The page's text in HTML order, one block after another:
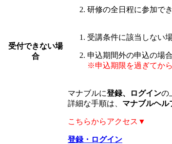
研修の全日程に参加で
受付できない場
合
受講条件に該当しない
申込期間外の申込の場合
※申込期限を過ぎてか
マナブルに登録、ログインの
詳細な手順は、 マナブルヘル
こちらからアクセス▼
登録・ログイン